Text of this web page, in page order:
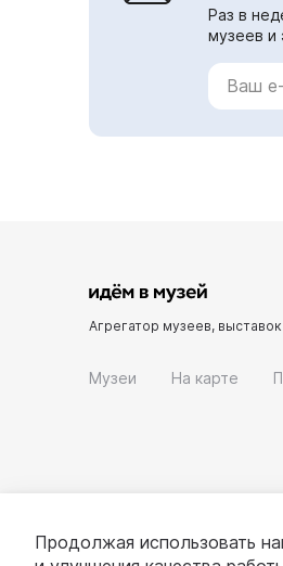
Раз в
музеев и
Агрегатор музеев,
Музеи На карте
Продолжая использовать